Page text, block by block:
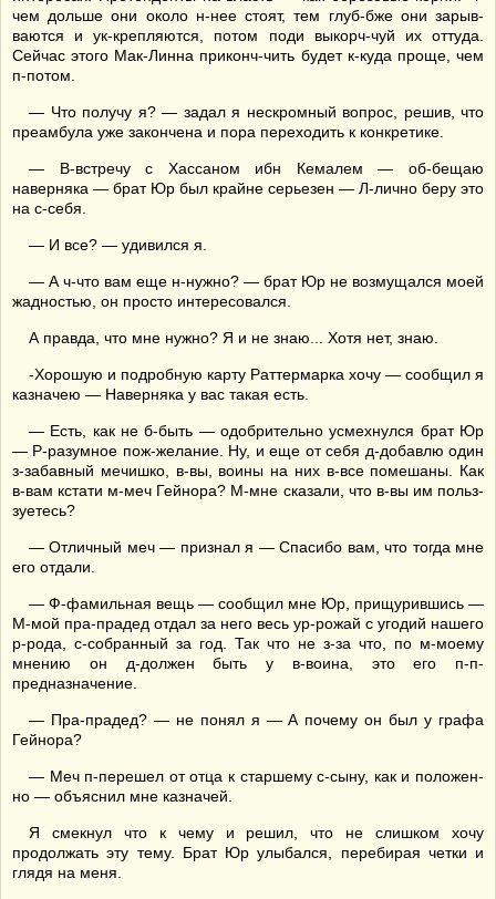
чем дольше они около н-нее стоят, тем глуб-бже они зарыв-
ваются и ук-крепляются, потом поди выкорч-чуй их оттуда.
Сейчас этого Мак-Линна приконч-чить будет к-куда проще, чем
п-потом.
— Что получу я? — задал я нескромный вопрос, решив, что
преамбула уже закончена и пора переходить к конкретике.
— В-встречу с Хассаном ибн Кемалем — об-бещаю
наверняка — брат Юр был крайне серьезен — Л-лично беру это
на с-себя.
— И все? — удивился я.
— А ч-что вам еще н-нужно? — брат Юр не возмущался моей
жадностью, он просто интересовался.
А правда, что мне нужно? Я и не знаю... Хотя нет, знаю.
-Хорошую и подробную карту Раттермарка хочу — сообщил я
казначею — Наверняка у вас такая есть.
— Есть, как не б-быть — одобрительно усмехнулся брат Юр
— Р-разумное пож-желание. Ну, и еще от себя д-добавлю один
з-забавный мечишко, в-вы, воины на них в-все помешаны. Как
в-вам кстати м-меч Гейнора? М-мне сказали, что в-вы им польз-
зуетесь?
— Отличный меч — признал я — Спасибо вам, что тогда мне
его отдали.
— Ф-фамильная вещь — сообщил мне Юр, прищурившись —
М-мой пра-прадед отдал за него весь ур-рожай с угодий нашего
р-рода, с-собранный за год. Так что не з-за что, по м-моему
мнению он д-должен быть у в-воина, это его п-п-
предназначение.
— Пра-прадед? — не понял я — А почему он был у графа
Гейнора?
— Меч п-перешел от отца к старшему с-сыну, как и положен-
но — объяснил мне казначей.
Я смекнул что к чему и решил, что не слишком хочу
продолжать эту тему. Брат Юр улыбался, перебирая четки и
глядя на меня.